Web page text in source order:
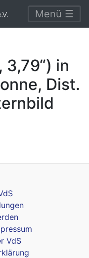
Menü ☰
3,79“) in
Dist.
VdS